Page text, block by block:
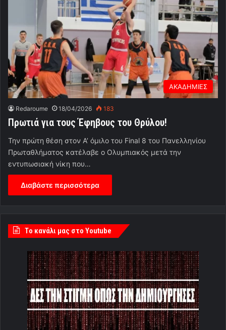
ΑΚΑΔΗΜΙΕΣ
Redaroume 18/04/2026 183
Πρωτιά για τους Έφηβους του Θρύλου!
Την πρώτη θέση στον Α’ όμιλο του Final 8 του Πανελληνίου
Πρωταθλήματος κατέλαβε ο Ολυμπιακός μετά την
εντυπωσιακή νίκη που…
Διαβάστε περισσότερα
Tο κανάλι μας στο Youtube